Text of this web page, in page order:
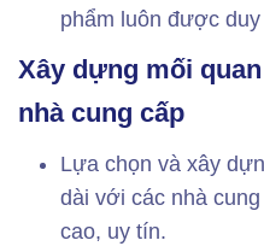
phẩm luôn được
Xây dựng mối
nhà cung cấp
Lựa chọn và xây
dài với các nhà
cao, uy tín.